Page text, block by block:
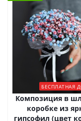
БЕСПЛАТНАЯ
Композиция в
коробке из
гипсофил (цвет